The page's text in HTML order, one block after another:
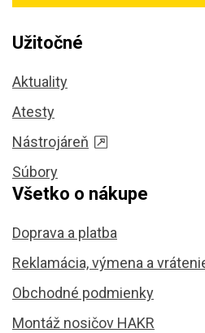
Užitočné
Aktuality
Atesty
Nástrojáreň
Súbory
Všetko o nákupe
Doprava a platba
Reklamácia, výmena a
Obchodné podmienky
Montáž nosičov HAKR